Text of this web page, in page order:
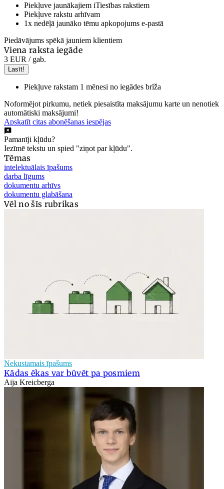
Piekļuve jaunākajiem iTiesības rakstiem
Piekļuve rakstu arhīvam
1x nedēļā jaunāko tēmu apkopojums e-pastā
Piedāvājums spēkā jauniem klientiem
Viena raksta iegāde
3 EUR / gab.
Lasīt!
Piekļuve rakstam 1 mēnesi no iegādes brīža
Noformējot pirkumu, netiek piesaistīta maksājumu karte un nenotiek
automātiski maksājumi!
Apskatīt citas abonēšanas iespējas
Pamanīji kļūdu?
Iezīmē tekstu un spied "ziņot par kļūdu".
Tēmas
intelektuālais īpašums
darba līgums
dokumentu arhīvs
dokumentu glabāšana
Vēl no šīs rubrikas
Nekustamais īpašums
Kādas ēkas var būvēt pa posmiem
Aija Kreicberga